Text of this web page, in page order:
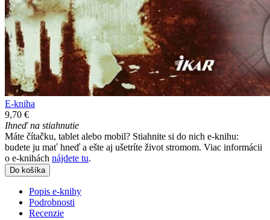
E-kniha
9,70 €
Ihneď na stiahnutie
Máte čítačku, tablet alebo mobil? Stiahnite si do nich e-knihu:
budete ju mať hneď a ešte aj ušetríte život stromom. Viac informácii
o e-knihách nájdete tu.
Do košíka
Popis e-knihy
Podrobnosti
Recenzie